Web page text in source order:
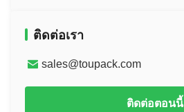
ติดต่อเรา
sales@toupack.com
ติดต่อตอนนี้